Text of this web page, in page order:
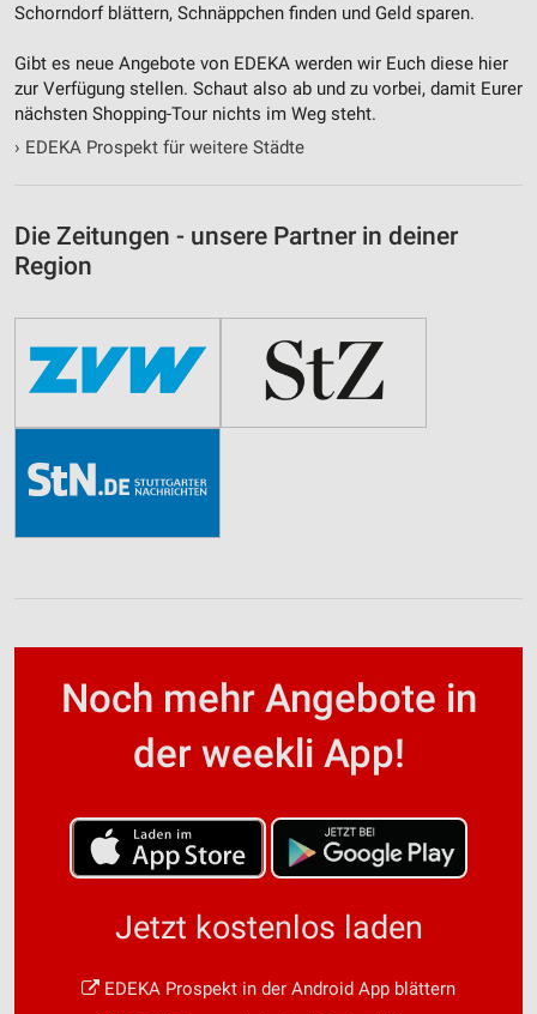
Schorndorf blättern, Schnäppchen finden und Geld sparen.
Gibt es neue Angebote von EDEKA werden wir Euch diese hier
zur Verfügung stellen. Schaut also ab und zu vorbei, damit Eurer
nächsten Shopping-Tour nichts im Weg steht.
› EDEKA Prospekt für weitere Städte
Die Zeitungen - unsere Partner in deiner
Region
Noch mehr Angebote in
der weekli App!
Jetzt kostenlos laden
EDEKA Prospekt in der Android App blättern
Funktional